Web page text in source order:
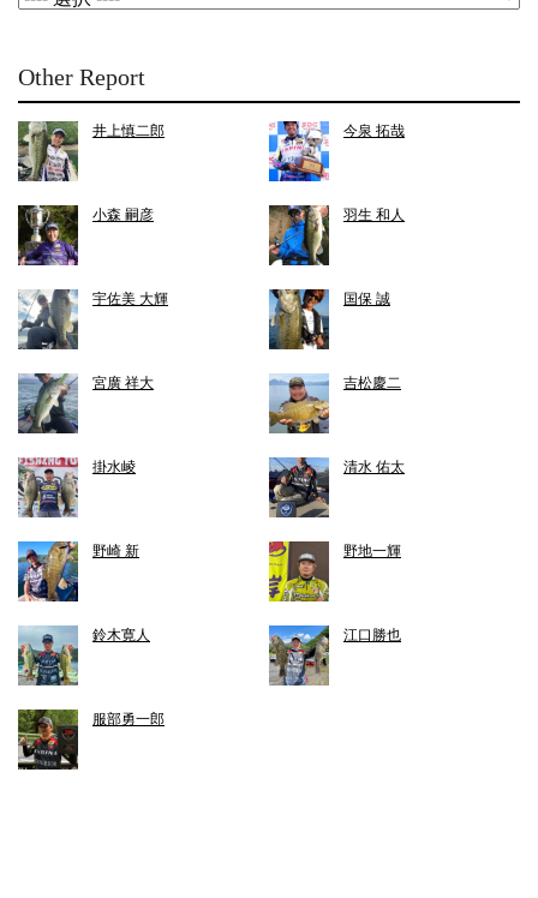
Other Report
井上慎二郎 今泉 拓哉
小森 嗣彦 羽生 和人
宇佐美 大輝 国保 誠
宮廣 祥大 吉松慶二
掛水崚 清水 佑太
野崎 新 野地一輝
鈴木寛人 江口勝也
服部勇一郎